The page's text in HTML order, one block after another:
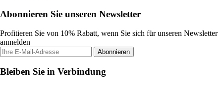
Abonnieren Sie unseren Newsletter
Profitieren Sie von 10% Rabatt, wenn Sie sich für unseren Newsletter
anmelden
Abonnieren
Bleiben Sie in Verbindung